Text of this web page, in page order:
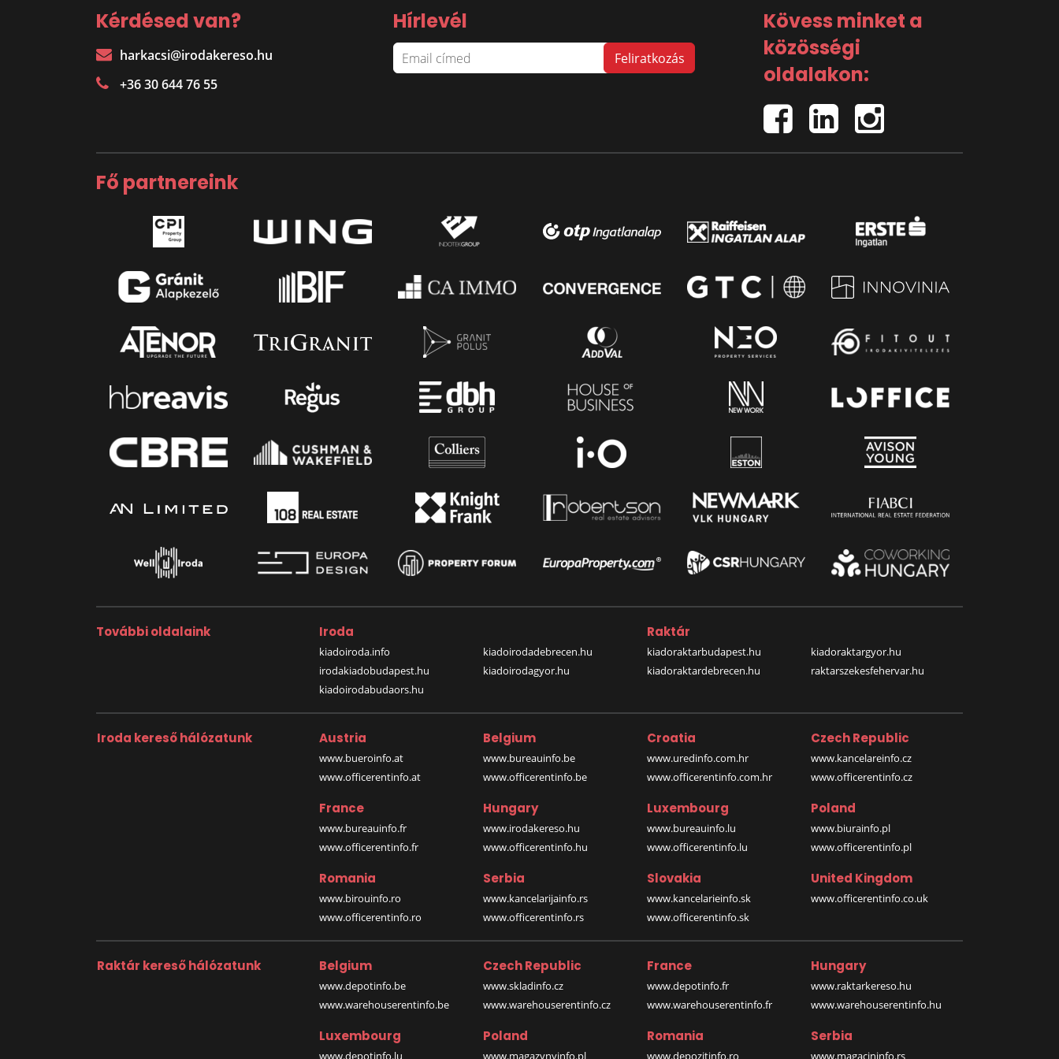
Kérdésed van?
harkacsi@irodakereso.hu
+36 30 644 76 55
Hírlevél
Kövess minket a
közösségi
oldalakon:
Fő partnereink
További oldalaink Iroda
kiadoiroda.info
irodakiadobudapest.hu
kiadoirodabudaors.hu
kiadoirodadebrecen.hu
kiadoirodagyor.hu
Raktár
kiadoraktarbudapest.hu
kiadoraktardebrecen.hu
kiadoraktargyor.hu
raktarszekesfehervar.hu
Iroda kereső hálózatunk Austria
www.bueroinfo.at
www.officerentinfo.at
Belgium
www.bureauinfo.be
www.officerentinfo.be
Croatia
www.uredinfo.com.hr
www.officerentinfo.com.hr
Czech Republic
www.kancelareinfo.cz
www.officerentinfo.cz
France
www.bureauinfo.fr
www.officerentinfo.fr
Hungary
www.irodakereso.hu
www.officerentinfo.hu
Luxembourg
www.bureauinfo.lu
www.officerentinfo.lu
Poland
www.biurainfo.pl
www.officerentinfo.pl
Romania
www.birouinfo.ro
www.officerentinfo.ro
Serbia
www.kancelarijainfo.rs
www.officerentinfo.rs
Slovakia
www.kancelarieinfo.sk
www.officerentinfo.sk
United Kingdom
www.officerentinfo.co.uk
Raktár kereső hálózatunk Belgium
www.depotinfo.be
www.warehouserentinfo.be
Czech Republic
www.skladinfo.cz
www.warehouserentinfo.cz
France
www.depotinfo.fr
www.warehouserentinfo.fr
Hungary
www.raktarkereso.hu
www.warehouserentinfo.hu
Luxembourg
www.depotinfo.lu
Poland
www.magazynyinfo.pl
Romania
www.depozitinfo.ro
Serbia
www.magacininfo.rs